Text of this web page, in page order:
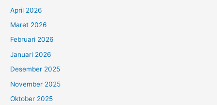
April 2026
Maret 2026
Februari 2026
Januari 2026
Desember 2025
November 2025
Oktober 2025